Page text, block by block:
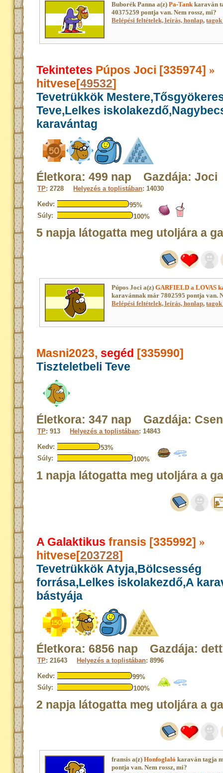
Buborék Panna a(z)Pa-Tankkaraván
40375259 pontja van. Nem rossz, mi?
Belépési feltételek, leírás, honlap,
Tekintetes Púpos Joci [335974] »
hitvese[49532]
Tevetrükkök
Teve,Lelkes
karavántag
Életkora: 499 nap Gazdája: Joci
TP: 2728 Helyezés a toplistában: 14030
Kedv:
95%
Súly:
100%
5 napja látogatta meg utoljára a
Púpos Joci a(z)GARFIELD a LOVAS
karavánnak már 7802595 pontja van.
Belépési feltételek, leírás, honlap,
Masni2023, segéd [335990]
Tiszteletbeli Teve
Életkora: 347 nap Gazdája:
TP: 913 Helyezés a toplistában: 14843
Kedv:
53%
Súly:
100%
1 napja látogatta meg utoljára a
A Galaktikus fransis [335992] »
hitvese[203728]
Tevetrükkök Atyja,Bölcsesség
forrása,Lelkes iskolakezdő,A
bástyája
Életkora: 6856 nap Gazdája:
TP: 21643 Helyezés a toplistában: 8996
Kedv:
99%
Súly:
100%
2 napja látogatta meg utoljára a
fransis a(z)Honfoglaló karaván tagja
pontja van. Nem rossz, mi?